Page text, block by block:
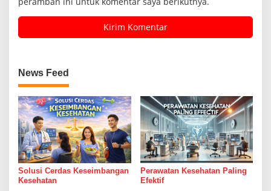
News Feed
Solusi Cerdas Keseimbangan
Kesehatan
Perawatan Kesehatan Paling
Efektif